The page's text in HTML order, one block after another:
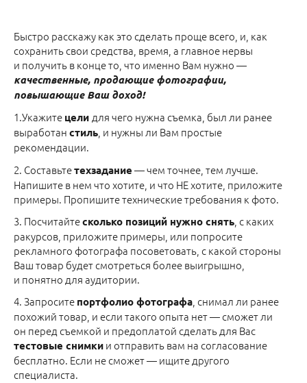
Быстро расскажу как это сделать проще всего, и, как
сохранить свои средства, время, а главное нервы
и получить в конце то, что именно Вам нужно —
качественные, продающие фотографии,
повышающие Ваш доход!
1.Укажите цели для чего нужна съемка, был ли ранее
выработан стиль, и нужны ли Вам простые
рекомендации.
2. Составьтетехзадание — чем точнее, тем лучше.
Напишите в нем что хотите, и что НЕ хотите, приложите
примеры. Пропишите технические требования к фото.
3. Посчитайтесколько позиций нужно снять , с каких
ракурсов, приложите примеры, или попросите
рекламного фотографа посоветовать, с какой стороны
Ваш товар будет смотреться более выигрышно,
и понятно для аудитории.
4. Запросите портфолио фотографа , снимал ли ранее
похожий товар, и если такого опыта нет — сможет ли
он перед съемкой и предоплатой сделать для Вас
тестовые снимки и отправить вам на согласование
бесплатно. Если не сможет — ищите другого
специалиста.